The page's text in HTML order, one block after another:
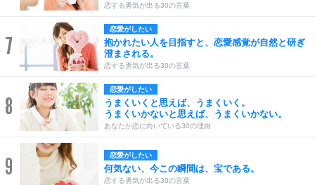
恋する勇気が出る30の言葉
7
恋愛がしたい
抱かれたい人を目指すと、恋愛感覚が自然と研ぎ
澄まされる。
恋する勇気が出る30の言葉
8
恋愛がしたい
うまくいくと思えば、うまくいく。
うまくいかないと思えば、うまくいかない。
あなたが恋に向いている30の理由
9 恋愛がしたい
何気ない、今この瞬間は、宝である。
恋する勇気が出る30の言葉